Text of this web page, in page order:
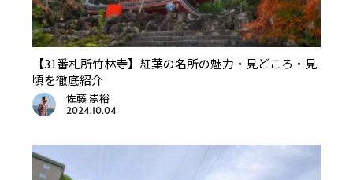
【31番札所竹林寺】紅葉の名所の魅力・見どころ・見
頃を徹底紹介
佐藤 崇裕
2024.10.04